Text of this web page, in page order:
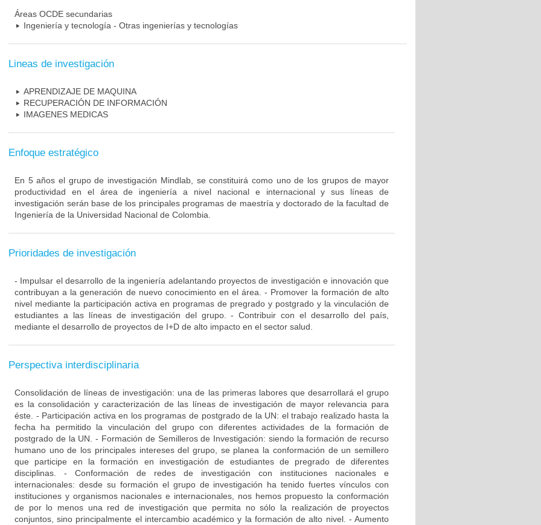
Áreas OCDE secundarias
Ingeniería y tecnología - Otras ingenierías y tecnologías
Lineas de investigación
APRENDIZAJE DE MAQUINA
RECUPERACIÓN DE INFORMACIÓN
IMAGENES MEDICAS
Enfoque estratégico
En 5 años el grupo de investigación Mindlab, se constituirá como uno de los grupos de mayor
productividad en el área de ingeniería a nivel nacional e internacional y sus líneas de
investigación serán base de los principales programas de maestría y doctorado de la facultad de
Ingeniería de la Universidad Nacional de Colombia.
Prioridades de investigación
- Impulsar el desarrollo de la ingeniería adelantando proyectos de investigación e innovación que
contribuyan a la generación de nuevo conocimiento en el área. - Promover la formación de alto
nivel mediante la participación activa en programas de pregrado y postgrado y la vinculación de
estudiantes a las líneas de investigación del grupo. - Contribuir con el desarrollo del país,
mediante el desarrollo de proyectos de I+D de alto impacto en el sector salud.
Perspectiva interdisciplinaria
Consolidación de líneas de investigación: una de las primeras labores que desarrollará el grupo
es la consolidación y caracterización de las líneas de investigación de mayor relevancia para
éste. - Participación activa en los programas de postgrado de la UN: el trabajo realizado hasta la
fecha ha permitido la vinculación del grupo con diferentes actividades de la formación de
postgrado de la UN. - Formación de Semilleros de Investigación: siendo la formación de recurso
humano uno de los principales intereses del grupo, se planea la conformación de un semillero
que participe en la formación en investigación de estudiantes de pregrado de diferentes
disciplinas. - Conformación de redes de investigación con instituciones nacionales e
internacionales: desde su formación el grupo de investigación ha tenido fuertes vínculos con
instituciones y organismos nacionales e internacionales, nos hemos propuesto la conformación
de por lo menos una red de investigación que permita no sólo la realización de proyectos
conjuntos, sino principalmente el intercambio académico y la formación de alto nivel. - Aumento